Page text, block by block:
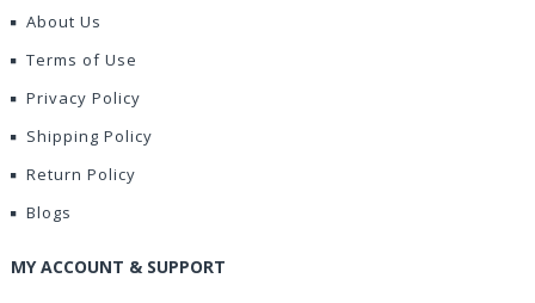
About Us
Terms of Use
Privacy Policy
Shipping Policy
Return Policy
Blogs
MY ACCOUNT & SUPPORT